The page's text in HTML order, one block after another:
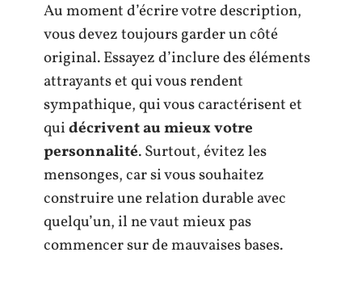
Au moment d’écrire votre description,
vous devez toujours garder un côté
original. Essayez d’inclure des éléments
attrayants et qui vous rendent
sympathique, qui vous caractérisent et
quidécrivent au mieux votre
personnalité. Surtout, évitez les
mensonges, car si vous souhaitez
construire une relation durable avec
quelqu’un, il ne vaut mieux pas
commencer sur de mauvaises bases.